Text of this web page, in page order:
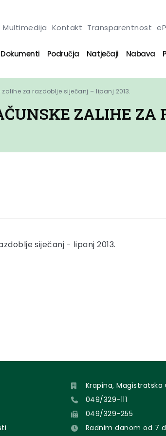
Multimedija Kontakt Transparentnost
Dokumenti Područja Natječaji Nabava
za razdoblje siječanj – lipanj 2013.
ZALIHE
siječanj - lipanj 2013.
Krapina, Magistratska
049/329-111
049/329-255
Radnim danom od 7